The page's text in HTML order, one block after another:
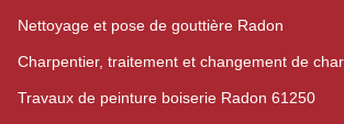
Nettoyage et pose de gouttière Radon
Charpentier, traitement et changement de
Travaux de peinture boiserie Radon 61250